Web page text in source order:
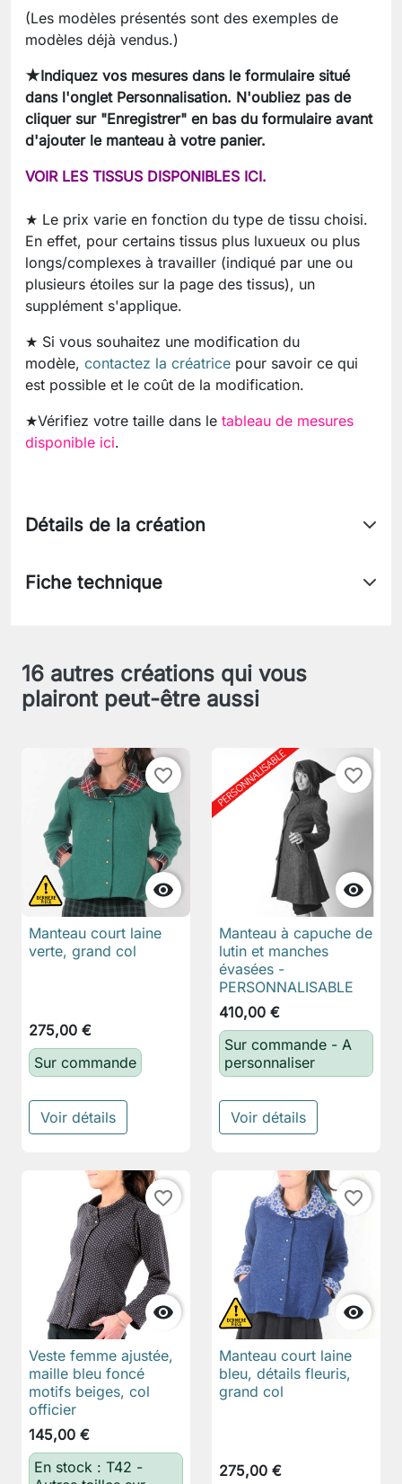
(Les modèles présentés sont des exemples de
modèles déjà vendus.)
★Indiquez vos mesures dans le formulaire situé
dans l'onglet Personnalisation. N'oubliez pas de
cliquer sur "Enregistrer" en bas du formulaire avant
d'ajouter le manteau à votre panier.
VOIR LES TISSUS DISPONIBLES ICI.
★ Le prix varie en fonction du type de tissu choisi.
En effet, pour certains tissus plus luxueux ou plus
longs/complexes à travailler (indiqué par une ou
plusieurs étoiles sur la page des tissus), un
supplément s'applique.
★ Si vous souhaitez une modification du
modèle, contactez la créatrice pour savoir ce qui
est possible et le coût de la modification.
★Vérifiez votre taille dans le tableau de mesures
disponible ici.
Détails de la création
Fiche technique
16 autres créations qui vous
plairont peut-être aussi

favorite_border
Manteau court laine
verte, grand col
275,00 €
Sur commande
Voir détails

favorite_border
Manteau à capuche de
lutin et manches
évasées -
PERSONNALISABLE
410,00 €
Sur commande - A
personnaliser
Voir détails

favorite_border
Veste femme ajustée,
maille bleu foncé
motifs beiges, col
officier
145,00 €
En stock : T42 -

favorite_border
Manteau court laine
bleu, détails fleuris,
grand col
275,00 €